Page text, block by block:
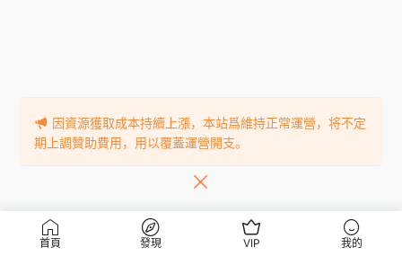
首頁 發現 VIP 我的
因資源獲取成本持續上漲，本站爲維持正常運營，将不定
期上調贊助費用，用以覆蓋運營開支。